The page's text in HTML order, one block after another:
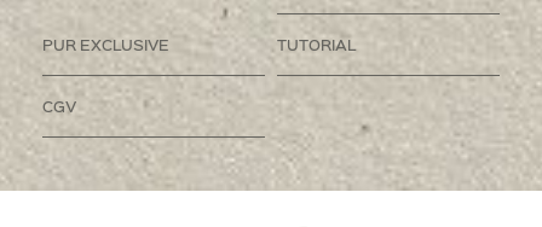
PUR EXCLUSIVE TUTORIAL
CGV